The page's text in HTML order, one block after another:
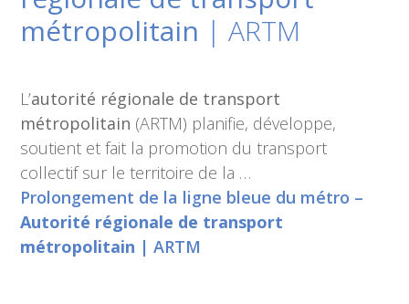
métropolitain | ARTM
L’autorité régionale de transport
métropolitain (ARTM) planifie, développe,
soutient et fait la promotion du transport
collectif sur le territoire de la …
Prolongement de la ligne bleue du métro –
Autorité régionale de transport
métropolitain | ARTM